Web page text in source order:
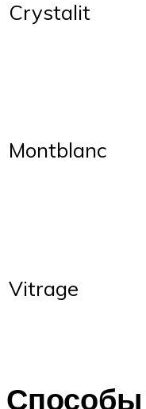
Crystalit
Montblanc
Vitrage
Способы